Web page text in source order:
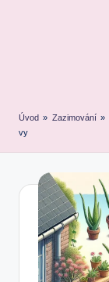
Úvod » Zazimování »
vy